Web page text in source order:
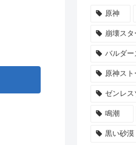
原神
崩壊ス
バルダー
原神ス
ゼンレス
鳴潮
黒い砂漠